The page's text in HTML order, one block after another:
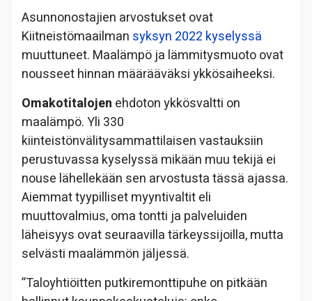
Asunnonostajien arvostukset ovat
Kiitneistömaailman syksyn 2022 kyselyssä
muuttuneet. Maalämpö ja lämmitysmuoto ovat
nousseet hinnan määrääväksi ykkösaiheeksi.
Omakotitalojen ehdoton ykkösvaltti on
maalämpö. Yli 330
kiinteistönvälitysammattilaisen vastauksiin
perustuvassa kyselyssä mikään muu tekijä ei
nouse lähellekään sen arvostusta tässä ajassa.
Aiemmat tyypilliset myyntivaltit eli
muuttovalmius, oma tontti ja palveluiden
läheisyys ovat seuraavilla tärkeyssijoilla, mutta
selvästi maalämmön jäljessä.
”Taloyhtiöitten putkiremonttipuhe on pitkään